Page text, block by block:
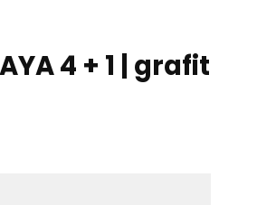
4 + 1 | grafit